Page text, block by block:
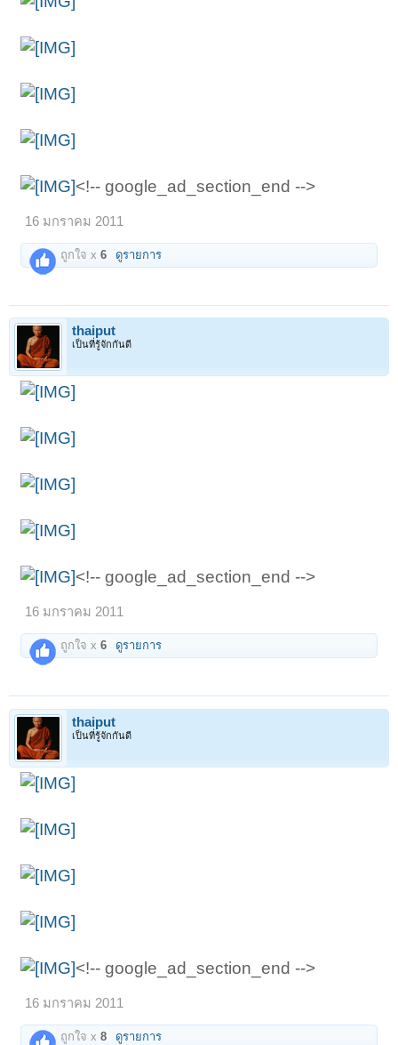
<!-- google_ad_section_end -->
16 มกราคม 2011
ถูกใจ x6 ดูรายการ
thaiput
เป็นที่รู้จักกันดี
<!-- google_ad_section_end -->
16 มกราคม 2011
ถูกใจ x6 ดูรายการ
thaiput
เป็นที่รู้จักกันดี
<!-- google_ad_section_end -->
16 มกราคม 2011
ถูกใจ x8 ดูรายการ